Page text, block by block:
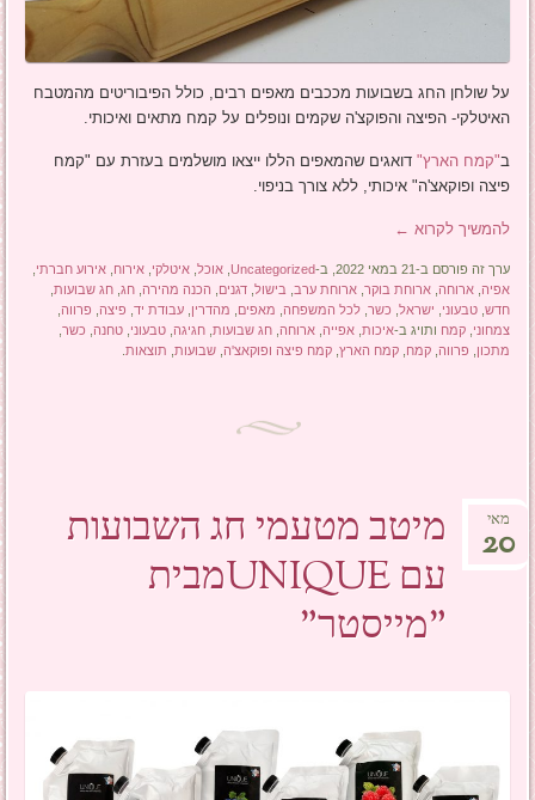
על שולחן החג בשבועות מככבים מאפים רבים, כולל הפיבוריטים מהמטבח
האיטלקי- הפיצה והפוקצ'ה שקמים ונופלים על קמח מתאים ואיכותי.
ב"קמח הארץ" דואגים שהמאפים הללו ייצאו מושלמים בעזרת עם "קמח
פיצה ופוקאצ'ה" איכותי, ללא צורך בניפוי.
להמשיך לקרוא ←
ערך זה פורסם ב-21 במאי 2022, ב- Uncategorized
,אוכל ,איטלקי ,אירוח ,אירוע חברתי
אפיה ,ארוחה ,ארוחת בוקר ,ארוחת ערב בישול ,דגנים הכנה מהירה ,חג ,חג שבועות
חדש ,טבעוני ישראל כשר ,לכל המשפחה מאפים מהדרין ,עבודת יד פיצה פרווה
צמחוני ,קמח ותויג ב-איכות ,אפייה ,ארוחה ,חג שבועות ,חגיגה ,טבעוני ,טחנה כשר
מתכון
פרווה ,קמח ,קמח הארץ ,קמח פיצה ופוקאצ'ה ,שבועות תוצאות
מיטב מטעמי חג השבועות
עם UNIQUEמבית
"מייסטר"
מאי
20